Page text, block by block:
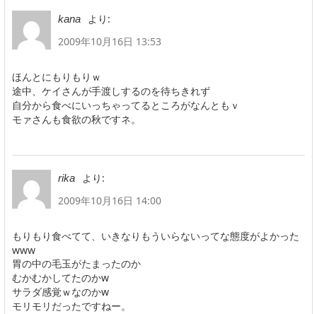
kana
より:
2009年10月16日 13:53
ほんとにもりもりｗ
途中、ケイさんが手渡しするのを待ちきれず
自分から食べにいっちゃってるところがなんともｖ
モァさんも食欲の秋ですネ。
rika
より:
2009年10月16日 14:00
もりもり食べてて、いきなりもういらないってな態度がよかった
www
胃の中の毛玉がたまったのか
むかむかしてたのかw
サラダ感覚ｗなのかw
モリモリだったですねー。